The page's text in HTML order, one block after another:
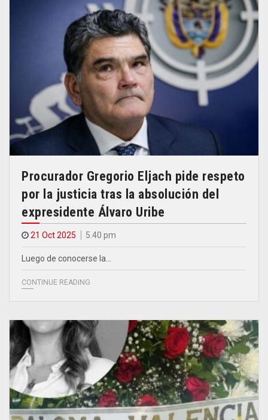
Procurador Gregorio Eljach pide respeto
por la justicia tras la absolución del
expresidente Álvaro Uribe
21 Oct 2025 5.40 pm
Luego de conocerse la…
CONTINUE READING